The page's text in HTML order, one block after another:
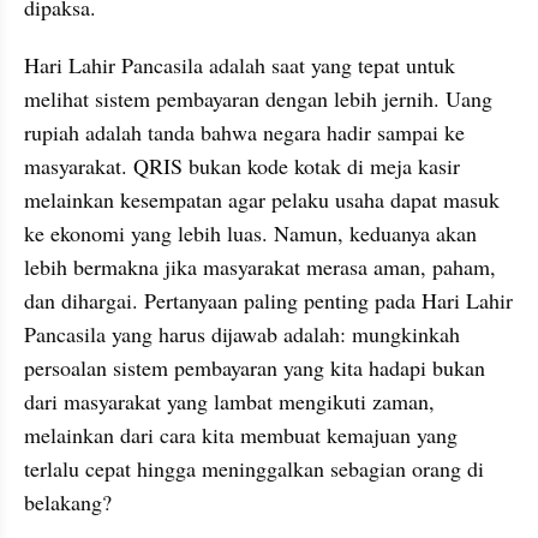
dipaksa.
Hari Lahir Pancasila adalah saat yang tepat untuk
melihat sistem pembayaran dengan lebih jernih. Uang
rupiah adalah tanda bahwa negara hadir sampai ke
masyarakat. QRIS bukan kode kotak di meja kasir
melainkan kesempatan agar pelaku usaha dapat masuk
ke ekonomi yang lebih luas. Namun, keduanya akan
lebih bermakna jika masyarakat merasa aman, paham,
dan dihargai. Pertanyaan paling penting pada Hari Lahir
Pancasila yang harus dijawab adalah: mungkinkah
persoalan sistem pembayaran yang kita hadapi bukan
dari masyarakat yang lambat mengikuti zaman,
melainkan dari cara kita membuat kemajuan yang
terlalu cepat hingga meninggalkan sebagian orang di
belakang?